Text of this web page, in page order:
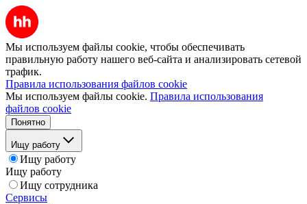
Мы используем файлы cookie, чтобы обеспечивать
правильную работу нашего веб-сайта и анализировать сетевой
трафик.
Правила использования файлов cookie
Мы используем файлы cookie. Правила использования
файлов cookie
Понятно
Ищу работу
Ищу работу
Ищу работу
Ищу сотрудника
Сервисы